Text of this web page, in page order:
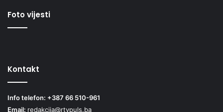
Foto vijesti
Kontakt
Info telefon: +387 66 510-961
Email: redakcija@rtvpuls.ba